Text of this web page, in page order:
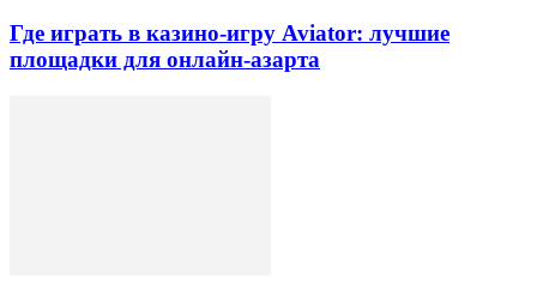
Где играть в казино-игру Aviator: лучшие
площадки для онлайн-азарта